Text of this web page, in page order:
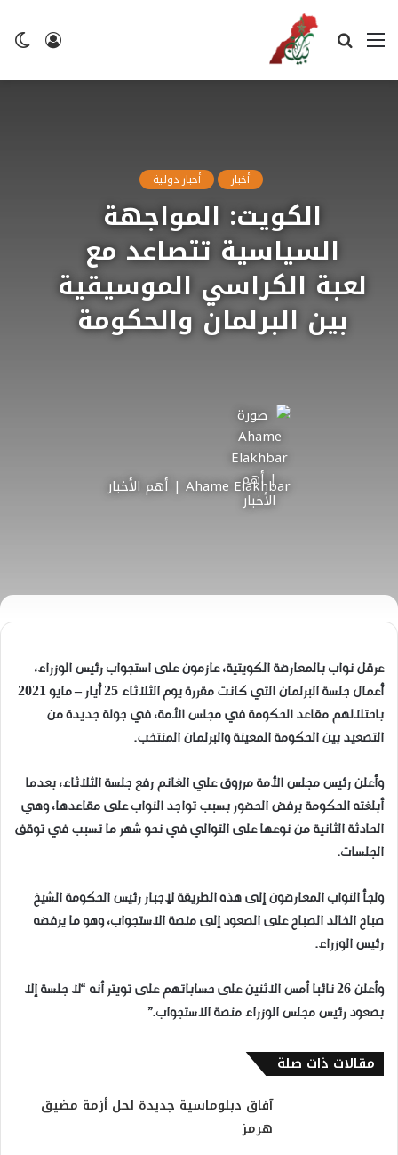
تسجيل
القائمة بحث
أخبار أخبار دولية
الكويت: المواجهة
السياسية تتصاعد مع
لعبة الكراسي الموسيقية
بين البرلمان والحكومة
Ahame Elakhbar | أهم الأخبار
عرقل نواب بالمعارضة الكويتية، عازمون على استجواب رئيس الوزراء،
أعمال جلسة البرلمان التي كانت مقررة يوم الثلاثاء 25 أيار – مايو 2021
باحتلالهم مقاعد الحكومة في مجلس الأمة، في جولة جديدة من
التصعيد بين الحكومة المعينة والبرلمان المنتخب.
وأعلن رئيس مجلس الأمة مرزوق علي الغانم رفع جلسة الثلاثاء، بعدما
أبلغته الحكومة برفض الحضور بسبب تواجد النواب على مقاعدها، وهي
الحادثة الثانية من نوعها على التوالي في نحو شهر ما تسبب في توقف
الجلسات.
ولجأ النواب المعارضون إلى هذه الطريقة لإجبار رئيس الحكومة الشيخ
صباح الخالد الصباح على الصعود إلى منصة الاستجواب، وهو ما يرفضه
رئيس الوزراء.
وأعلن 26 نائبا أمس الاثنين على حساباتهم على تويتر أنه “لا جلسة إلا
بصعود رئيس مجلس الوزراء منصة الاستجواب.”
مقالات ذات صلة
آفاق دبلوماسية جديدة لحل أزمة مضيق
هرمز